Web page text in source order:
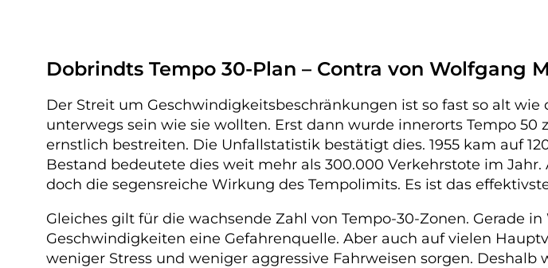
Dobrindts Tempo 30-Plan – Contra von Wolfgang
Der Streit um Geschwindigkeitsbeschränkungen ist so fast so alt
unterwegs sein wie sie wollten. Erst dann wurde innerorts Tempo
ernstlich bestreiten. Die Unfallstatistik bestätigt dies. 1955 kam auf
Bestand bedeutete dies weit mehr als 300.000 Verkehrstote im
doch die segensreiche Wirkung des Tempolimits. Es ist das
Gleiches gilt für die wachsende Zahl von Tempo-30-Zonen. Gerade
Geschwindigkeiten eine Gefahrenquelle. Aber auch auf vielen
weniger Stress und weniger aggressive Fahrweisen sorgen.